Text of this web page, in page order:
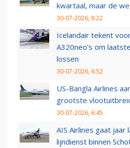
kwartaal, maar de
30-07-2026, 8:22
Icelandair tekent
A320neo's om
lossen
30-07-2026, 6:52
US-Bangla Airlines
grootste
30-07-2026, 6:45
AIS Airlines gaat
lijndienst binnen